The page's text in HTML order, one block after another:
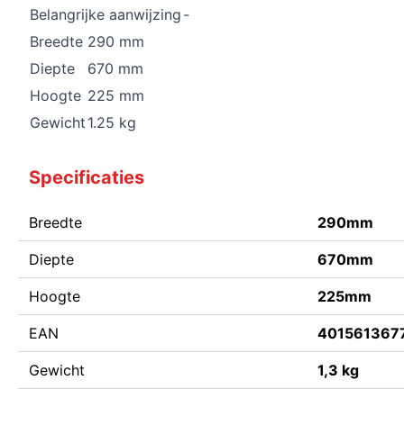
Belangrijke aanwijzing -
Breedte 290 mm
Diepte
670 mm
Hoogte 225 mm
Gewicht 1.25 kg
Specificaties
Breedte 290mm
Diepte 670mm
Hoogte 225mm
EAN
Gewicht 1,3 kg